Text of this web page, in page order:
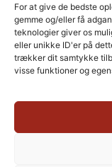
For at give de bedste
gemme og/eller få
teknologier giver os
eller unikke ID'er på
trækker dit samtykke
visse funktioner og